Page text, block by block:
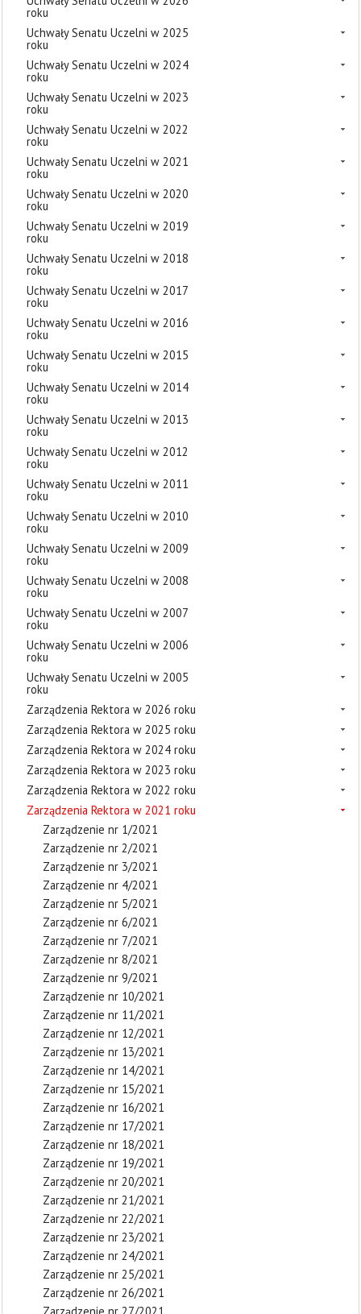
roku
Uchwały Senatu Uczelni w 2025
roku
Uchwały Senatu Uczelni w 2024
roku
Uchwały Senatu Uczelni w 2023
roku
Uchwały Senatu Uczelni w 2022
roku
Uchwały Senatu Uczelni w 2021
roku
Uchwały Senatu Uczelni w 2020
roku
Uchwały Senatu Uczelni w 2019
roku
Uchwały Senatu Uczelni w 2018
roku
Uchwały Senatu Uczelni w 2017
roku
Uchwały Senatu Uczelni w 2016
roku
Uchwały Senatu Uczelni w 2015
roku
Uchwały Senatu Uczelni w 2014
roku
Uchwały Senatu Uczelni w 2013
roku
Uchwały Senatu Uczelni w 2012
roku
Uchwały Senatu Uczelni w 2011
roku
Uchwały Senatu Uczelni w 2010
roku
Uchwały Senatu Uczelni w 2009
roku
Uchwały Senatu Uczelni w 2008
roku
Uchwały Senatu Uczelni w 2007
roku
Uchwały Senatu Uczelni w 2006
roku
Uchwały Senatu Uczelni w 2005
roku
Zarządzenia Rektora w 2026 roku
Zarządzenia Rektora w 2025 roku
Zarządzenia Rektora w 2024 roku
Zarządzenia Rektora w 2023 roku
Zarządzenia Rektora w 2022 roku
Zarządzenia Rektora w 2021 roku
Zarządzenie nr 1/2021
Zarządzenie nr 2/2021
Zarządzenie nr 3/2021
Zarządzenie nr 4/2021
Zarządzenie nr 5/2021
Zarządzenie nr 6/2021
Zarządzenie nr 7/2021
Zarządzenie nr 8/2021
Zarządzenie nr 9/2021
Zarządzenie nr 10/2021
Zarządzenie nr 11/2021
Zarządzenie nr 12/2021
Zarządzenie nr 13/2021
Zarządzenie nr 14/2021
Zarządzenie nr 15/2021
Zarządzenie nr 16/2021
Zarządzenie nr 17/2021
Zarządzenie nr 18/2021
Zarządzenie nr 19/2021
Zarządzenie nr 20/2021
Zarządzenie nr 21/2021
Zarządzenie nr 22/2021
Zarządzenie nr 23/2021
Zarządzenie nr 24/2021
Zarządzenie nr 25/2021
Zarządzenie nr 26/2021